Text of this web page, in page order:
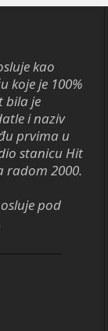
kao
koje je 100%
bila je
i naziv
prvima u
stanicu Hit
radom 2000.
pod